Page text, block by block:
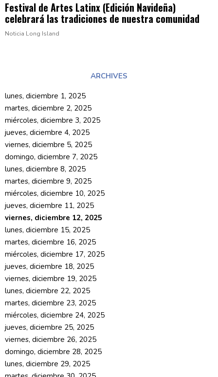
Festival de Artes Latinx (Edición Navideña)
celebrará las tradiciones de nuestra comunidad
Noticia Long Island
ARCHIVES
lunes, diciembre 1, 2025
martes, diciembre 2, 2025
miércoles, diciembre 3, 2025
jueves, diciembre 4, 2025
viernes, diciembre 5, 2025
domingo, diciembre 7, 2025
lunes, diciembre 8, 2025
martes, diciembre 9, 2025
miércoles, diciembre 10, 2025
jueves, diciembre 11, 2025
viernes, diciembre 12, 2025
lunes, diciembre 15, 2025
martes, diciembre 16, 2025
miércoles, diciembre 17, 2025
jueves, diciembre 18, 2025
viernes, diciembre 19, 2025
lunes, diciembre 22, 2025
martes, diciembre 23, 2025
miércoles, diciembre 24, 2025
jueves, diciembre 25, 2025
viernes, diciembre 26, 2025
domingo, diciembre 28, 2025
lunes, diciembre 29, 2025